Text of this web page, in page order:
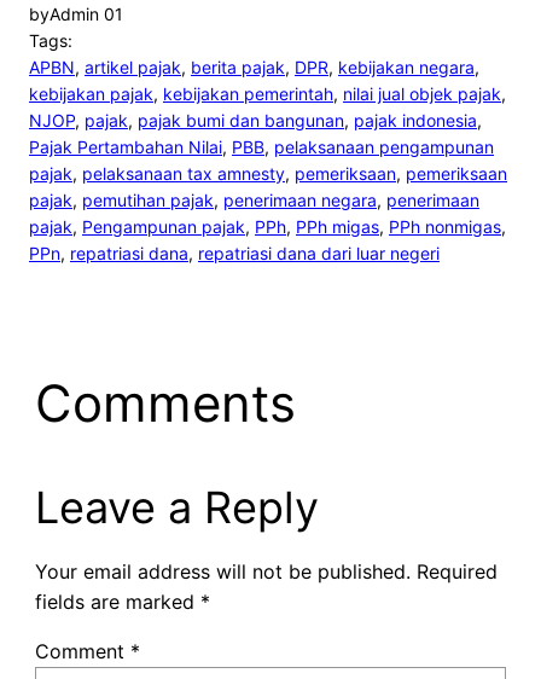
byAdmin 01
Tags:
APBN, artikel pajak, berita pajak, DPR, kebijakan negara
kebijakan pajak, kebijakan pemerintah, nilai jual objek pajak
NJOP, pajak, pajak bumi dan bangunan, pajak indonesia
Pajak Pertambahan Nilai, PBB, pelaksanaan pengampunan
pajak, pelaksanaan tax amnesty, pemeriksaan, pemeriksaan
pajak, pemutihan pajak, penerimaan negara, penerimaan
pajak, Pengampunan pajak, PPh, PPh migas, PPh nonmigas
PPn, repatriasi dana, repatriasi dana dari luar negeri
Comments
Leave a Reply
Your email address will not be published. Required
fields are marked *
Comment *